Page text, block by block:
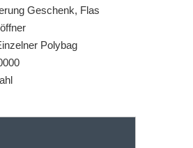
Geschenk, Flas
Polybag